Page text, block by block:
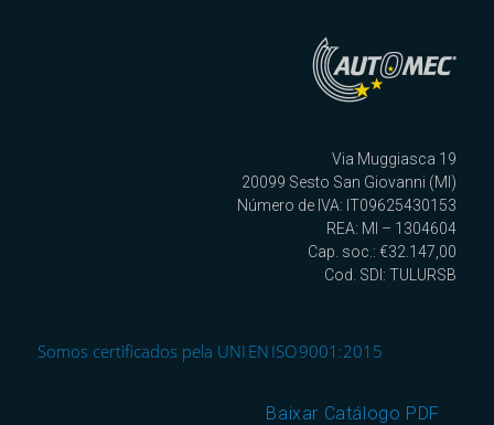
Via Muggiasca 19
20099 Sesto San Giovanni (MI)
Número de IVA: IT09625430153
REA: MI – 1304604
Cap. soc.: €32.147,00
Cod. SDI: TULURSB
Somos certificados pela UNI EN ISO 9001:2015
Baixar Catálogo PDF